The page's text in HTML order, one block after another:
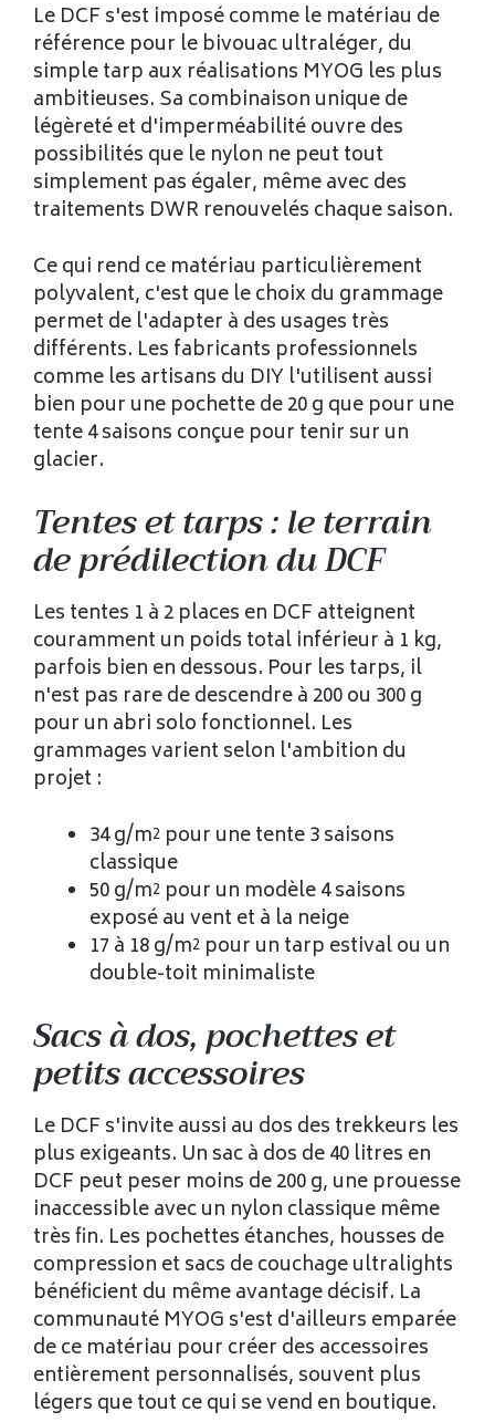
Le DCF s'est imposé comme le matériau de
référence pour le bivouac ultraléger, du
simple tarp aux réalisations MYOG les plus
ambitieuses. Sa combinaison unique de
légèreté et d'imperméabilité ouvre des
possibilités que le nylon ne peut tout
simplement pas égaler, même avec des
traitements DWR renouvelés chaque saison.
Ce qui rend ce matériau particulièrement
polyvalent, c'est que le choix du grammage
permet de l'adapter à des usages très
différents. Les fabricants professionnels
comme les artisans du DIY l'utilisent aussi
bien pour une pochette de 20 g que pour une
tente 4 saisons conçue pour tenir sur un
glacier.
Tentes et tarps : le terrain
de prédilection du DCF
Les tentes 1 à 2 places en DCF atteignent
couramment un poids total inférieur à 1 kg,
parfois bien en dessous. Pour les tarps, il
n'est pas rare de descendre à 200 ou 300 g
pour un abri solo fonctionnel. Les
grammages varient selon l'ambition du
projet :
34 g/m² pour une tente 3 saisons
classique
50 g/m² pour un modèle 4 saisons
exposé au vent et à la neige
17 à 18 g/m² pour un tarp estival ou un
double-toit minimaliste
Sacs à dos, pochettes et
petits accessoires
Le DCF s'invite aussi au dos des trekkeurs les
plus exigeants. Un sac à dos de 40 litres en
DCF peut peser moins de 200 g, une prouesse
inaccessible avec un nylon classique même
très fin. Les pochettes étanches, housses de
compression et sacs de couchage ultralights
bénéficient du même avantage décisif. La
communauté MYOG s'est d'ailleurs emparée
de ce matériau pour créer des accessoires
entièrement personnalisés, souvent plus
légers que tout ce qui se vend en boutique.